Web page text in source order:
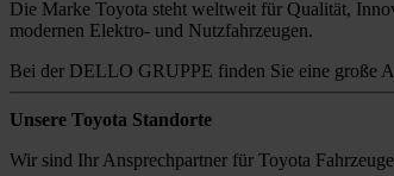
Die Marke Toyota steht weltweit für Qualität,
modernen Elektro- und Nutzfahrzeugen.
Bei der DELLO GRUPPE finden Sie eine große
Unsere Toyota Standorte
Wir sind Ihr Ansprechpartner für Toyota